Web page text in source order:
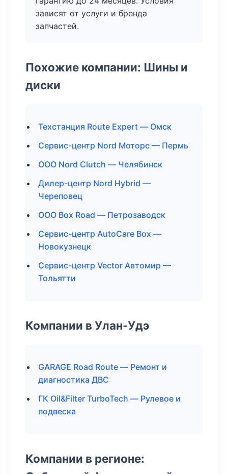
зависят от услуги и бренда
запчастей.
Похожие компании: Шины и
диски
Техстанция Route Expert — Омск
Сервис-центр Nord Моторс — Пермь
ООО Nord Clutch — Челябинск
Дилер-центр Nord Hybrid —
Череповец
ООО Box Road — Петрозаводск
Сервис-центр AutoCare Box —
Новокузнецк
Сервис-центр Vector Автомир —
Тольятти
Компании в Улан-Удэ
GARAGE Road Route — Ремонт и
диагностика ДВС
ГК Oil&Filter TurboTech — Рулевое и
подвеска
Компании в регионе: